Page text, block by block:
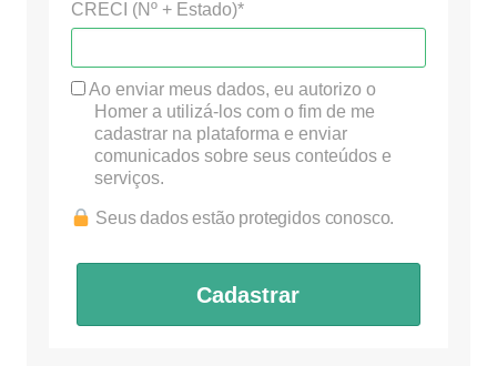
CRECI (Nº + Estado)*
Ao enviar meus dados, eu autorizo o
Homer a utilizá-los com o fim de me
cadastrar na plataforma e enviar
comunicados sobre seus conteúdos e
serviços.
Seus dados estão protegidos conosco.
Cadastrar